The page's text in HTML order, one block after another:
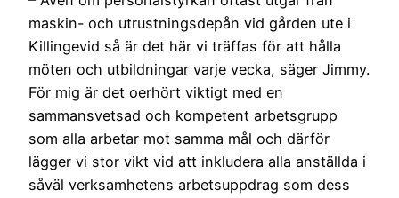
maskin- och utrustningsdepån vid gården ute i
Killingevid så är det här vi träffas för att hålla
möten och utbildningar varje vecka, säger Jimmy.
För mig är det oerhört viktigt med en
sammansvetsad och kompetent arbetsgrupp
som alla arbetar mot samma mål och därför
lägger vi stor vikt vid att inkludera alla anställda i
såväl verksamhetens arbetsuppdrag som dess